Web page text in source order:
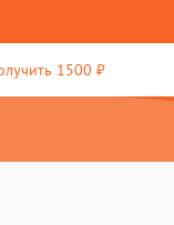
1500 ₽